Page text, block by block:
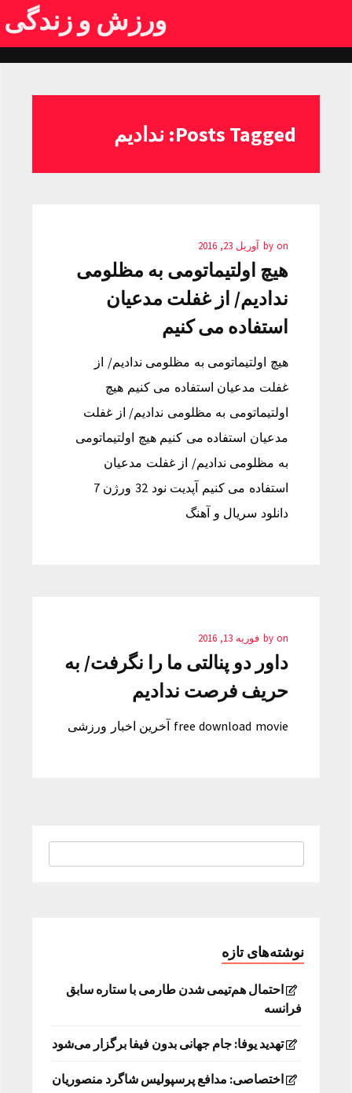
ورزش و زندگی
Posts Tagged: ندادیم
by on آوریل 23, 2016
هیچ اولتیماتومی به مظلومی
ندادیم/ از غفلت مدعیان
استفاده می کنیم
هیچ اولتیماتومی به مظلومی ندادیم/ از
غفلت مدعیان استفاده می کنیم هیچ
اولتیماتومی به مظلومی ندادیم/ از غفلت
مدعیان استفاده می کنیم هیچ اولتیماتومی
به مظلومی ندادیم/ از غفلت مدعیان
استفاده می کنیم آپدیت نود 32 ورژن 7
دانلود سریال و آهنگ
by on فوریه 13, 2016
داور دو پنالتی ما را نگرفت/ به
حریف فرصت ندادیم
free download movie آخرین اخبار ورزشی
نوشته‌های تازه
احتمال هم‌تیمی شدن طارمی با ستاره سابق
فرانسه
تهدید یوفا: جام جهانی بدون فیفا برگزار می‌شود
اختصاصی: مدافع پرسپولیس شاگرد منصوریان